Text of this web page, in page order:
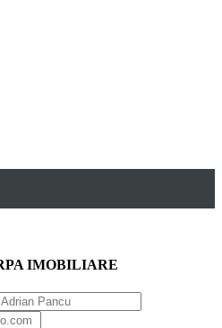
IMOBILIARE